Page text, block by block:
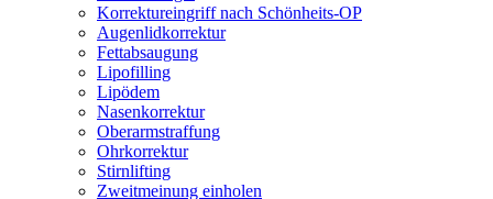
Korrektureingriff nach Schönheits-OP
Augenlidkorrektur
Fettabsaugung
Lipofilling
Lipödem
Nasenkorrektur
Oberarmstraffung
Ohrkorrektur
Stirnlifting
Zweitmeinung einholen